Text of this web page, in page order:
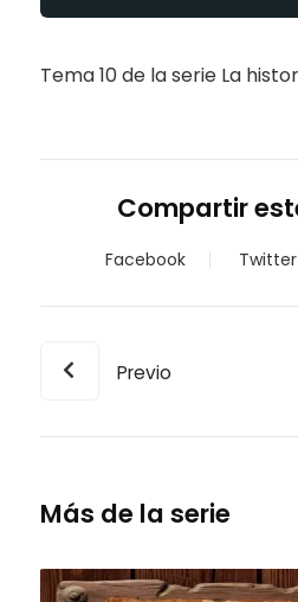
Tema 10 de la serie La
Compartir
Facebook Twitter
Previo
Más de la serie